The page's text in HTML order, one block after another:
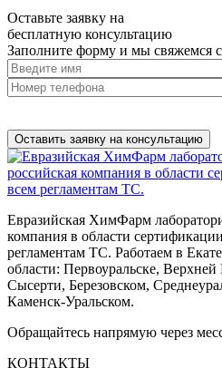
Оставьте заявку на
бесплатную консультацию
Заполните форму и мы свяжемся
Евразийская ХимФарм
компания в области
регламентам ТС. Работаем в
области: Первоуральске,
Сысерти, Березовском,
Каменск-Уральском.
Обращайтесь напрямую через
КОНТАКТЫ